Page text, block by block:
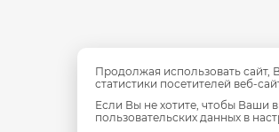
Продолжая использовать сайт,
статистики посетителей веб-
Если Вы не хотите, чтобы Ваши
пользовательских данных в